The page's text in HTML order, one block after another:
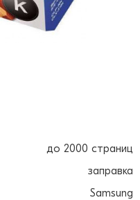
до 2000 страниц
заправка
Samsung